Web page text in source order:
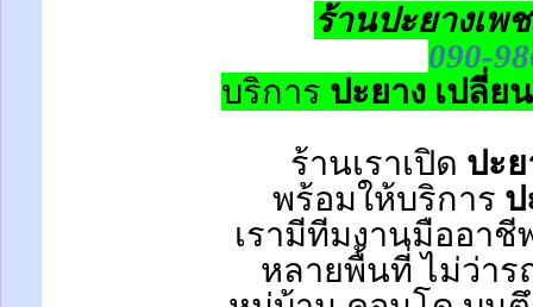
ร้านปะยางเพ
090-
บริการ ปะยาง เปลี่ย
ร้านเราเปิด ปะ
พร้อมให้บริการ
เรามีทีมงานมืออา
หลายพื้นที่ ไม่ว่าร